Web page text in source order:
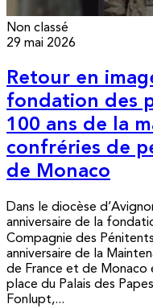
Non classé
29 mai 2026
Retour en
fondation des
100 ans de la
confréries de
de Monaco
Dans le diocèse
anniversaire de la
Compagnie des
anniversaire de la
de France et de Monaco
place du Palais des
Fonlupt,...